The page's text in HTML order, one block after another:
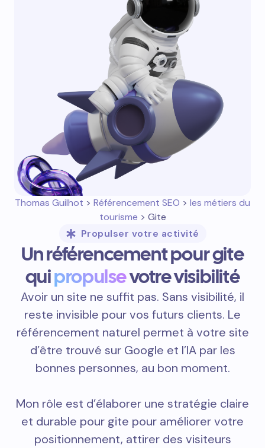
Thomas Guilhot > Référencement SEO > les métiers du
tourisme > Gite
Propulser votre activité
Un référencement pour gite
quipropulsevotre visibilité
Avoir un site ne suffit pas. Sans visibilité, il
reste invisible pour vos futurs clients. Le
référencement naturel permet à votre site
d’être trouvé sur Google et l’IA par les
bonnes personnes, au bon moment.
Mon rôle est d’élaborer une stratégie claire
et durable pour gite pour améliorer votre
positionnement, attirer des visiteurs